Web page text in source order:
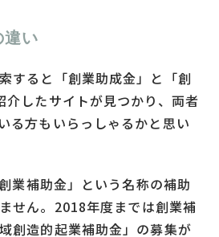
違い
すると「創業助成金」と「創
介したサイトが見つかり、両者
る方もいらっしゃるかと思い
業補助金」という名称の補助
せん。2018年度までは創業補
創造的起業補助金」の募集が